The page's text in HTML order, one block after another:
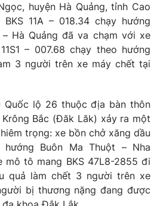
Infographic
Shorts video
Bất động sản
Tấm lòng Việt
Vươn mình bằng AI
huyện Hà Quảng, tỉnh Cao
11A – 018.34 chạy hướng
Hà Quảng đã va chạm với xe
– 007.68 chạy theo hướng
3 người trên xe máy chết tại
Quốc lộ 26 thuộc địa bàn thôn
Bắc (Đăk Lăk) xảy ra một
trọng: xe bồn chở xăng dầu
hướng Buôn Ma Thuột – Nha
mô tô mang BKS 47L8-2855 đi
quả làm chết 3 người trên xe
bị thương nặng đang được